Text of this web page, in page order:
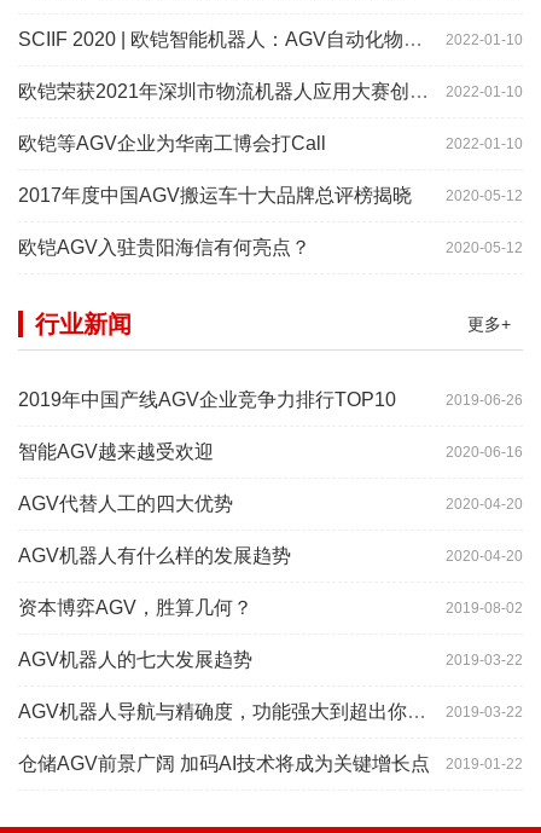
2022-01-10
SCIIF 2020 | 欧铠智能机器人：AGV自动化物流设备及系统
2022-01-10
欧铠荣获2021年深圳市物流机器人应用大赛创新项目奖
2022-01-10
欧铠等AGV企业为华南工博会打Call
2020-05-12
2017年度中国AGV搬运车十大品牌总评榜揭晓
2020-05-12
欧铠AGV入驻贵阳海信有何亮点？
更多+
行业新闻
2019-06-26
2019年中国产线AGV企业竞争力排行TOP10
2020-06-16
智能AGV越来越受欢迎
2020-04-20
AGV代替人工的四大优势
2020-04-20
AGV机器人有什么样的发展趋势
2019-08-02
资本博弈AGV，胜算几何？
2019-03-22
AGV机器人的七大发展趋势
2019-03-22
AGV机器人导航与精确度，功能强大到超出你想象
2019-01-22
仓储AGV前景广阔 加码AI技术将成为关键增长点